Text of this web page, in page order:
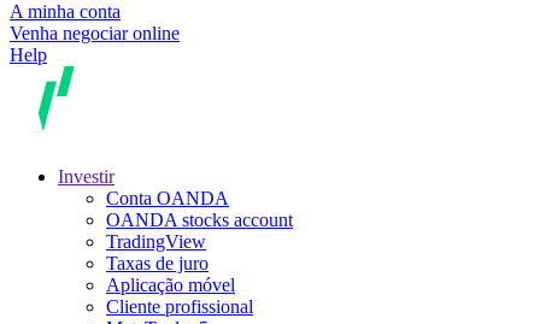
A minha conta
Venha negociar online
Help
Investir
Conta OANDA
OANDA stocks account
TradingView
Taxas de juro
Aplicação móvel
Cliente profissional